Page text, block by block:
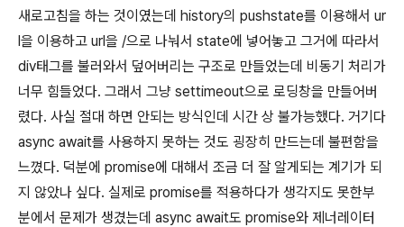
새로고침을 하는 것이였는데 history의 pushstate를 이용해서 ur
l을 이용하고 url을 /으로 나눠서 state에 넣어놓고 그거에 따라서
div태그를 불러와서 덮어버리는 구조로 만들었는데 비동기 처리가
너무 힘들었다. 그래서 그냥 settimeout으로 로딩창을 만들어버
렸다. 사실 절대 하면 안되는 방식인데 시간 상 불가능했다. 거기다
async await를 사용하지 못하는 것도 굉장히 만드는데 불편함을
느꼈다. 덕분에 promise에 대해서 조금 더 잘 알게되는 계기가 되
지 않았나 싶다. 실제로 promise를 적용하다가 생각지도 못한부
분에서 문제가 생겼는데 async await도 promise와 제너레이터